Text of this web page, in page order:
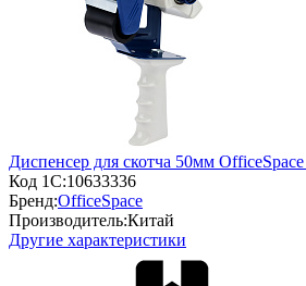
Диспенсер для скотча 50мм
Код 1С:10633336
Бренд:OfficeSpace
Производитель:Китай
Другие характеристики